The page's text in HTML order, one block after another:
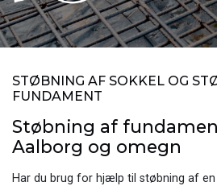
STØBNING AF SOKKEL OG
FUNDAMENT
Støbning af
Aalborg og omegn
Har du brug for hjælp til støbning af